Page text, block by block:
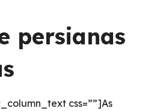
persianas
css=””]As